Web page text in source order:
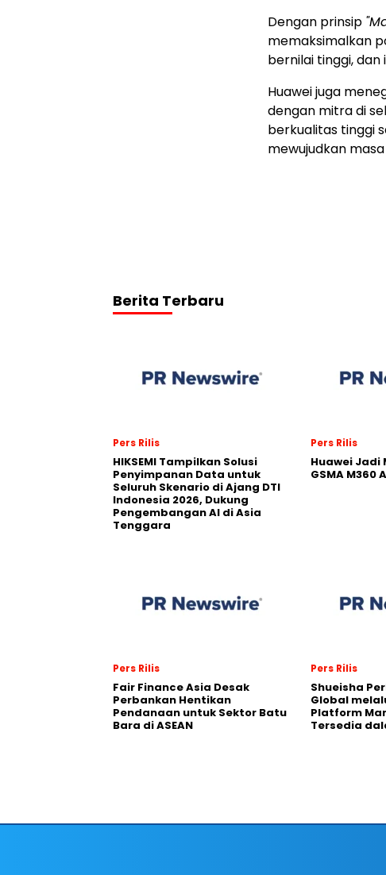
Dengan prinsip
memaksimalkan
bernilai tinggi, dan
Huawei juga
dengan mitra di
berkualitas tinggi
mewujudkan
Berita Terbaru
Pers Rilis
HIKSEMI Tampilkan Solusi
Penyimpanan Data untuk
Seluruh Skenario di Ajang DTI
Indonesia 2026, Dukung
Pengembangan AI di Asia
Tenggara
Pers Rilis
Huawei Jadi
GSMA M360
Pers Rilis
Fair Finance Asia Desak
Perbankan Hentikan
Pendanaan untuk Sektor Batu
Bara di ASEAN
Pers Rilis
Shueisha
Global
Platform
Tersedia